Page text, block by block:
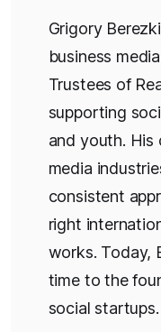
Grigory
business
Trustees of
supporting
and youth. His
media
consistent
right
works. Today,
time to the
social startups.